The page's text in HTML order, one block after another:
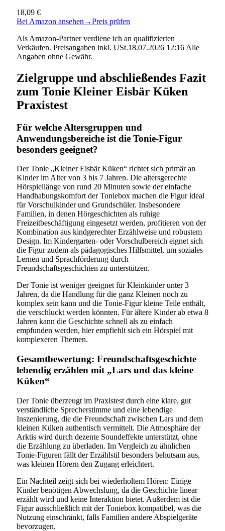
18,09 €
Bei Amazon ansehen →Preis prüfen
Als Amazon-Partner verdiene ich an qualifizierten
Verkäufen. Preisangaben inkl. USt.18.07.2026 12:16 Alle
Angaben ohne Gewähr.
Zielgruppe und abschließendes Fazit
zum Tonie Kleiner Eisbär Küken
Praxistest
Für welche Altersgruppen und
Anwendungsbereiche ist die Tonie-Figur
besonders geeignet?
Der Tonie „Kleiner Eisbär Küken“ richtet sich primär an
Kinder im Alter von 3 bis 7 Jahren. Die altersgerechte
Hörspiellänge von rund 20 Minuten sowie der einfache
Handhabungskomfort der Toniebox machen die Figur ideal
für Vorschulkinder und Grundschüler. Insbesondere
Familien, in denen Hörgeschichten als ruhige
Freizeitbeschäftigung eingesetzt werden, profitieren von der
Kombination aus kindgerechter Erzählweise und robustem
Design. Im Kindergarten- oder Vorschulbereich eignet sich
die Figur zudem als pädagogisches Hilfsmittel, um soziales
Lernen und Sprachförderung durch
Freundschaftsgeschichten zu unterstützen.
Der Tonie ist weniger geeignet für Kleinkinder unter 3
Jahren, da die Handlung für die ganz Kleinen noch zu
komplex sein kann und die Tonie-Figur kleine Teile enthält,
die verschluckt werden könnten. Für ältere Kinder ab etwa 8
Jahren kann die Geschichte schnell als zu einfach
empfunden werden, hier empfiehlt sich ein Hörspiel mit
komplexeren Themen.
Gesamtbewertung: Freundschaftsgeschichte
lebendig erzählen mit „Lars und das kleine
Küken“
Der Tonie überzeugt im Praxistest durch eine klare, gut
verständliche Sprecherstimme und eine lebendige
Inszenierung, die die Freundschaft zwischen Lars und dem
kleinen Küken authentisch vermittelt. Die Atmosphäre der
Arktis wird durch dezente Soundeffekte unterstützt, ohne
die Erzählung zu überladen. Im Vergleich zu ähnlichen
Tonie-Figuren fällt der Erzählstil besonders behutsam aus,
was kleinen Hörern den Zugang erleichtert.
Ein Nachteil zeigt sich bei wiederholtem Hören: Einige
Kinder benötigen Abwechslung, da die Geschichte linear
erzählt wird und keine Interaktion bietet. Außerdem ist die
Figur ausschließlich mit der Toniebox kompatibel, was die
Nutzung einschränkt, falls Familien andere Abspielgeräte
bevorzugen.